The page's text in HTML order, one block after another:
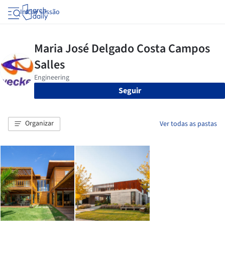
Iniciar sessão
Seguir
Organizar Ver todas as pastas